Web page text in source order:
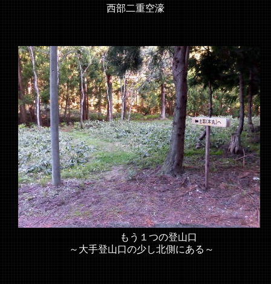
西部二重空濠
もう１つの登山口
～大手登山口の少し北側にある～